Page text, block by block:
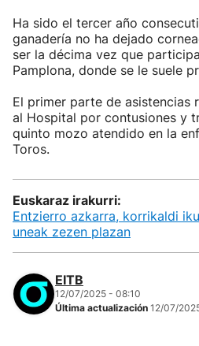
Ha sido el tercer año
ganadería no ha dejado
ser la décima vez que
Pamplona, donde se le suele
El primer parte de asistencias
al Hospital por contusiones y
quinto mozo atendido en la
Toros.
Euskaraz irakurri:
Entzierro azkarra, korrikaldi
uneak zezen plazan
EITB
12/07/2025 - 08:10
Última actualización 12/07/